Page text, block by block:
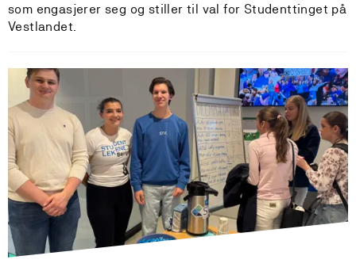
som engasjerer seg og stiller til val for Studenttinget på
Vestlandet.